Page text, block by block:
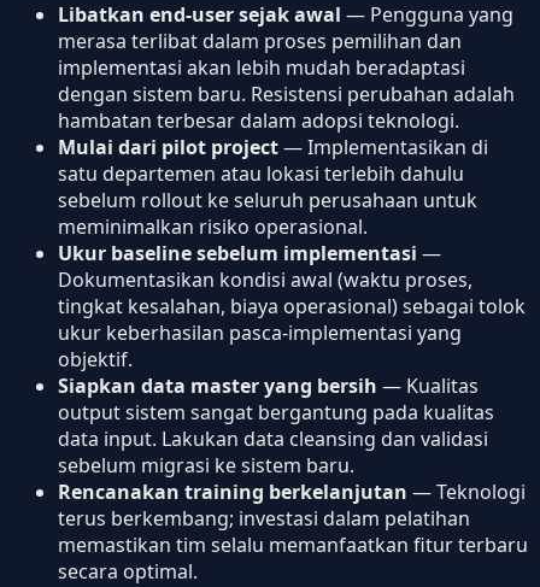
Libatkan end-user sejak awal — Pengguna yang
merasa terlibat dalam proses pemilihan dan
implementasi akan lebih mudah beradaptasi
dengan sistem baru. Resistensi perubahan adalah
hambatan terbesar dalam adopsi teknologi.
Mulai dari pilot project— Implementasikan di
satu departemen atau lokasi terlebih dahulu
sebelum rollout ke seluruh perusahaan untuk
meminimalkan risiko operasional.
Ukur baseline sebelum implementasi —
Dokumentasikan kondisi awal (waktu proses,
tingkat kesalahan, biaya operasional) sebagai tolok
ukur keberhasilan pasca-implementasi yang
objektif.
Siapkan data master yang bersih — Kualitas
output sistem sangat bergantung pada kualitas
data input. Lakukan data cleansing dan validasi
sebelum migrasi ke sistem baru.
Rencanakan training berkelanjutan — Teknologi
terus berkembang; investasi dalam pelatihan
memastikan tim selalu memanfaatkan fitur terbaru
secara optimal.